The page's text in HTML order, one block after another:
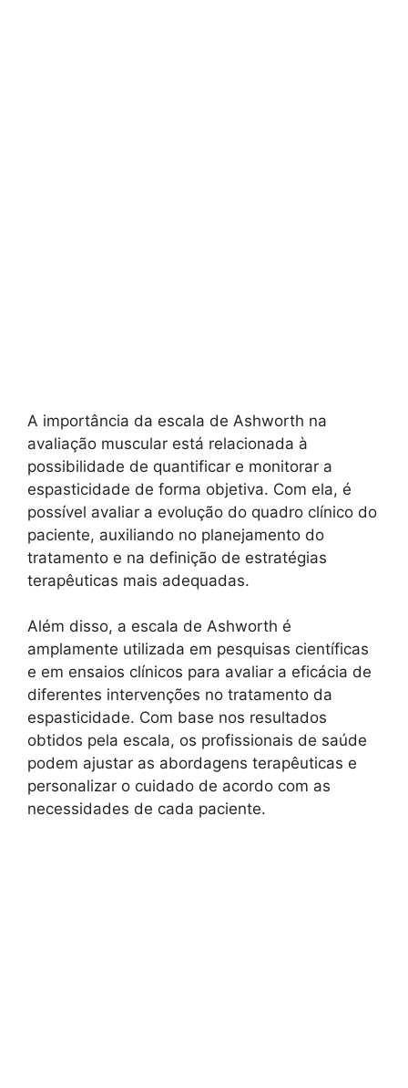
A importância da escala de Ashworth na
avaliação muscular está relacionada à
possibilidade de quantificar e monitorar a
espasticidade de forma objetiva. Com ela, é
possível avaliar a evolução do quadro clínico do
paciente, auxiliando no planejamento do
tratamento e na definição de estratégias
terapêuticas mais adequadas.
Além disso, a escala de Ashworth é
amplamente utilizada em pesquisas científicas
e em ensaios clínicos para avaliar a eficácia de
diferentes intervenções no tratamento da
espasticidade. Com base nos resultados
obtidos pela escala, os profissionais de saúde
podem ajustar as abordagens terapêuticas e
personalizar o cuidado de acordo com as
necessidades de cada paciente.